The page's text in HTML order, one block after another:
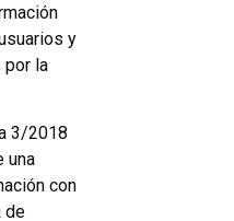
y
por la
3/2018
una
con
de